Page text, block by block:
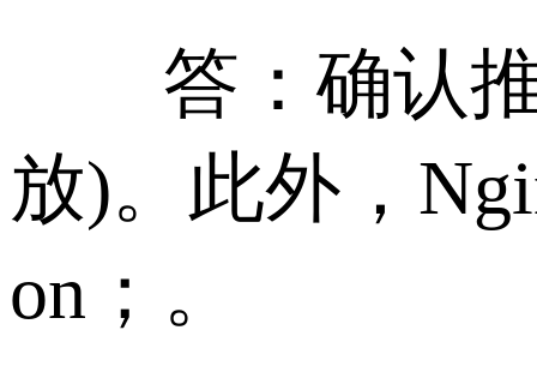
答：确认推
放)。此外，
on；。